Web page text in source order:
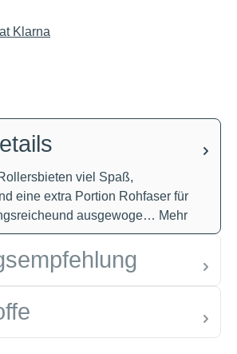
viel Spaß,
eine extra Portion Rohfaser für
ausgewoge… Mehr